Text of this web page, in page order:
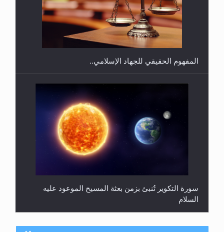
هل يجوز فتح مشروع كوافير نسائي للمحجبات وغير
المحجبات؟
المفهوم الحقيقي للجهاد الإسلامي..
سورة التكوير تُنبئ بزمن بعثة المسيح الموعود عليه
السلام